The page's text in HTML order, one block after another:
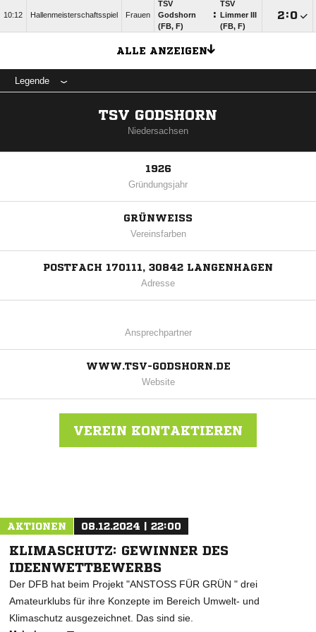
10:12 Hallenmeisterschaftsspiel Frauen
TSV
Godshorn
(FB, F)
:
TSV
Limmer III
(FB, F)
:
ALLE ANZEIGEN
Legende
TSV GODSHORN
Niedersachsen
1926
Gründungsjahr
GRÜNWEISS
Vereinsfarben
POSTFACH 170111, 30842 LANGENHAGEN
Adresse
Ansprechpartner
WWW.TSV-GODSHORN.DE
Website
VEREIN KONTAKTIEREN
AKTIONEN 08.12.2024 | 22:00
KLIMASCHUTZ: GEWINNER DES
IDEENWETTBEWERBS
Der DFB hat beim Projekt "ANSTOSS FÜR GRÜN " drei
Amateurklubs für ihre Konzepte im Bereich Umwelt- und
Klimaschutz ausgezeichnet. Das sind sie.